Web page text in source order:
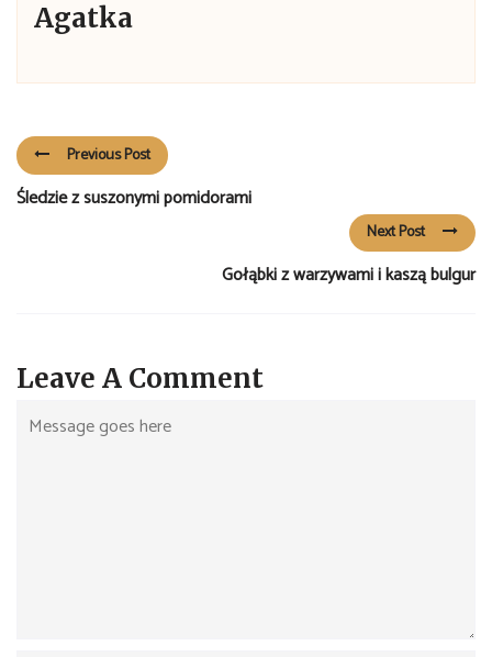
Agatka
Previous Post
Śledzie z suszonymi pomidorami
Next Post
Gołąbki z warzywami i kaszą bulgur
Leave A Comment